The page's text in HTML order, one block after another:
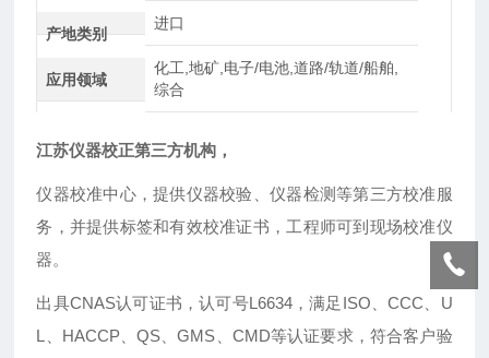
产地类别
进口
应用领域
化工,地矿,电子/电池,道路/轨道/船舶,
综合
江苏仪器校正第三方机构 ，
仪器校准中心，提供仪器校验、仪器检测等第三方校准服
务，并提供标签和有效校准证书，工程师可到现场校准仪
器。
出具CNAS认可证书，认可号L6634，满足ISO、CCC、U
L、HACCP、QS、GMS、CMD等认证要求，符合客户验